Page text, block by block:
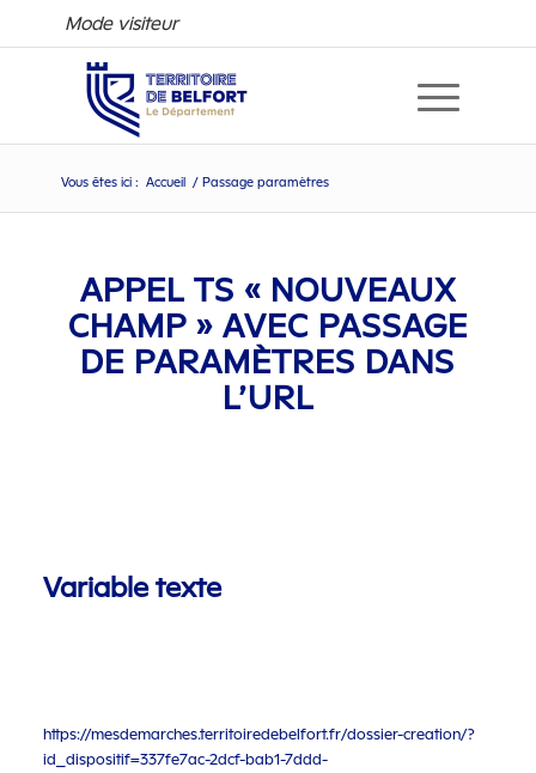
Mode visiteur
Vous êtes ici : Accueil / Passage paramètres
Passage paramètres
APPEL TS « NOUVEAUX
CHAMP » AVEC PASSAGE
DE PARAMÈTRES DANS
L’URL
Variable texte
https://mesdemarches.territoiredebelfort.fr/dossier-creation/?
id_dispositif=337fe7ac-2dcf-bab1-7ddd-